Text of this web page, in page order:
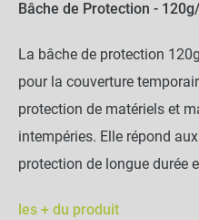
Bâche de Protection -
La bâche de protection
pour la couverture
protection de matériels et
intempéries. Elle répond
protection de longue durée
les + du produit